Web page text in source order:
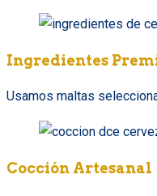
Ingredientes
Usamos maltas
Cocción Artesanal